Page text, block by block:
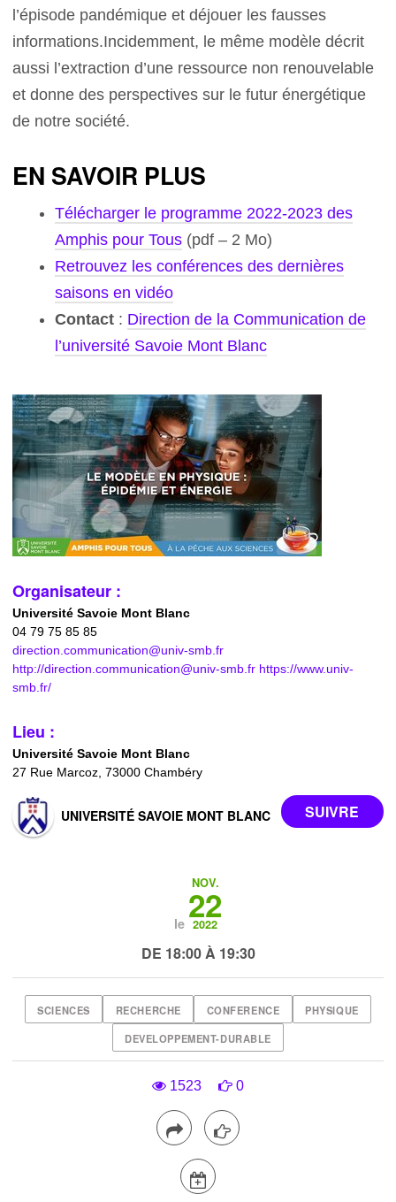
l’épisode pandémique et déjouer les fausses
informations.Incidemment, le même modèle décrit
aussi l’extraction d’une ressource non renouvelable
et donne des perspectives sur le futur énergétique
de notre société.
EN SAVOIR PLUS
Télécharger le programme 2022-2023 des
Amphis pour Tous (pdf – 2 Mo)
Retrouvez les conférences des dernières
saisons en vidéo
Contact : Direction de la Communication de
l’université Savoie Mont Blanc
Organisateur :
Université Savoie Mont Blanc
04 79 75 85 85
direction.communication@univ-smb.fr
http://direction.communication@univ-smb.fr https://www.univ-
smb.fr/
Lieu :
Université Savoie Mont Blanc
27 Rue Marcoz, 73000 Chambéry
UNIVERSITÉ SAVOIE MONT BLANC
le
NOV.
22
2022
DE 18:00 À 19:30
SCIENCES RECHERCHE CONFERENCE PHYSIQUE
DEVELOPPEMENT-DURABLE
1523 0